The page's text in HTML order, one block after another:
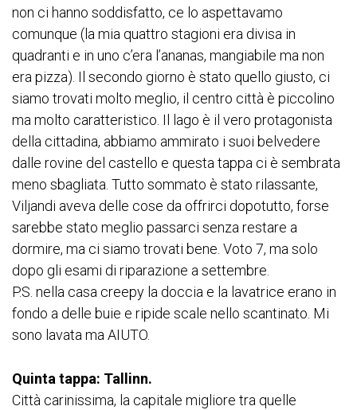
non ci hanno soddisfatto, ce lo aspettavamo
comunque (la mia quattro stagioni era divisa in
quadranti e in uno c’era l’ananas, mangiabile ma non
era pizza). Il secondo giorno è stato quello giusto, ci
siamo trovati molto meglio, il centro città è piccolino
ma molto caratteristico. Il lago è il vero protagonista
della cittadina, abbiamo ammirato i suoi belvedere
dalle rovine del castello e questa tappa ci è sembrata
meno sbagliata. Tutto sommato è stato rilassante,
Viljandi aveva delle cose da offrirci dopotutto, forse
sarebbe stato meglio passarci senza restare a
dormire, ma ci siamo trovati bene. Voto 7, ma solo
dopo gli esami di riparazione a settembre.
P.S. nella casa creepy la doccia e la lavatrice erano in
fondo a delle buie e ripide scale nello scantinato. Mi
sono lavata ma AIUTO.
Quinta tappa: Tallinn.
Città carinissima, la capitale migliore tra quelle